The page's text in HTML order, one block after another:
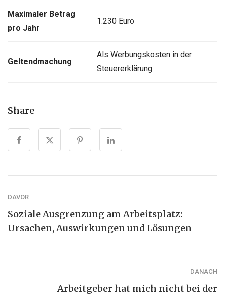
Maximaler Betrag
pro Jahr
1.230 Euro
Geltendmachung
Als Werbungskosten in der
Steuererklärung
Share
DAVOR
Soziale Ausgrenzung am Arbeitsplatz:
Ursachen, Auswirkungen und Lösungen
DANACH
Arbeitgeber hat mich nicht bei der